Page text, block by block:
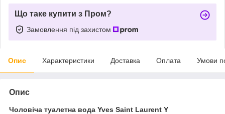
Що таке купити з Пром?
Замовлення під захистом
Опис Характеристики Доставка Оплата Умови
Опис
Чоловіча туалетна вода Yves Saint Laurent Y